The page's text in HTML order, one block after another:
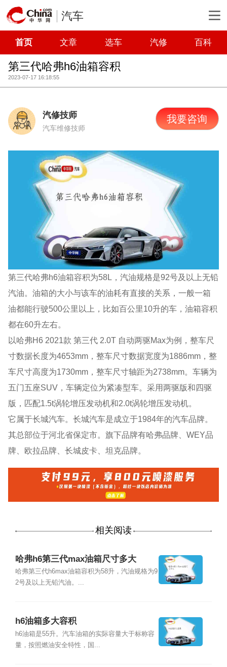
汽车
首页 文章 选车 汽修 百科
第三代哈弗h6油箱容积
2023-07-17 16:18:55
汽修技师
汽车维修技师
我要咨询
第三代哈弗h6油箱容积为58L，汽油规格是92号及以上无铅
汽油。油箱的大小与该车的油耗有直接的关系，一般一箱
油都能行驶500公里以上，比如百公里10升的车，油箱容积
都在60升左右。
以哈弗H6 2021款 第三代 2.0T 自动两驱Max为例，整车尺
寸数据长度为4653mm，整车尺寸数据宽度为1886mm，整
车尺寸高度为1730mm，整车尺寸轴距为2738mm。车辆为
五门五座SUV，车辆定位为紧凑型车。采用两驱版和四驱
版，匹配1.5t涡轮增压发动机和2.0t涡轮增压发动机。
它属于长城汽车。长城汽车是成立于1984年的汽车品牌。
其总部位于河北省保定市。旗下品牌有哈弗品牌、WEY品
牌、欧拉品牌、长城皮卡、坦克品牌。
相关阅读
哈弗h6第三代max油箱尺寸多大
哈弗第三代h6max油箱容积为58升，汽油规格为9
2号及以上无铅汽油。...
h6油箱多大容积
h6油箱是55升。汽车油箱的实际容量大于标称容
量，按照燃油安全特性，国...